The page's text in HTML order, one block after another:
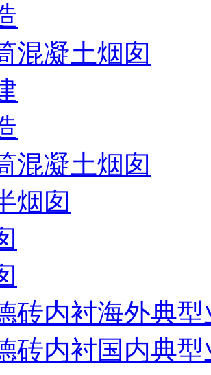
混凝土烟囱
混凝土烟囱
烟囱
砖内衬海外典型
砖内衬国内典型